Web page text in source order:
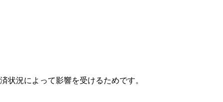
状況によって影響を受けるためです。